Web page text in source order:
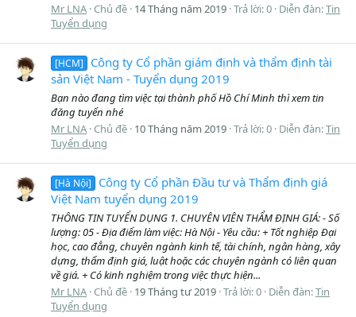
Mr LNA Chủ đề 14 Tháng năm 2019 Trả lời: 0 Diễn đàn:Tin
Tuyển dụng
[HCM]
Công ty Cổ phần giám định và thẩm định tài
sản Việt Nam - Tuyển dụng 2019
Bạn nào đang tìm việc tại thành phố Hồ Chí Minh thì xem tin
đăng tuyển nhé
Mr LNA Chủ đề 10 Tháng năm 2019 Trả lời: 0 Diễn đàn:Tin
Tuyển dụng
[Hà Nội]
Công ty Cổ phần Đầu tư và Thẩm định giá
Việt Nam tuyển dụng 2019
THÔNG TIN TUYỂN DỤNG 1. CHUYÊN VIÊN THẨM ĐỊNH GIÁ: - Số
lượng: 05 - Địa điểm làm việc: Hà Nội - Yêu cầu: + Tốt nghiệp Đại
học, cao đẳng, chuyên ngành kinh tế, tài chính, ngân hàng, xây
dựng, thẩm định giá, luật hoặc các chuyên ngành có liên quan
về giá. + Có kinh nghiệm trong việc thực hiện...
Mr LNA Chủ đề 19 Tháng tư 2019 Trả lời: 0 Diễn đàn:Tin
Tuyển dụng